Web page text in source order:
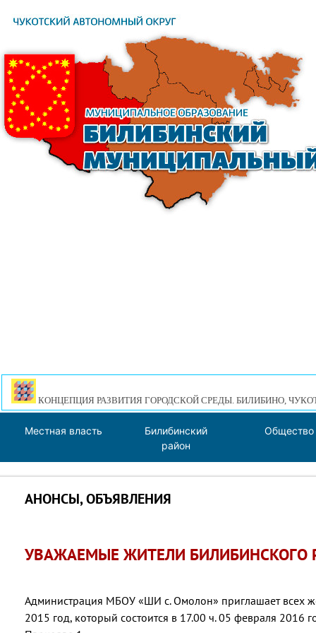
КОНЦЕПЦИЯ РАЗВИТИЯ ГОРОДСКОЙ СРЕДЫ. БИЛИБИНО,
Местная власть
Билибинский
район
Общество
АНОНСЫ, ОБЪЯВЛЕНИЯ
УВАЖАЕМЫЕ ЖИТЕЛИ БИЛИБИНСКОГО
Администрация МБОУ «ШИ с. Омолон» приглашает всех
2015 год, который состоится в 17.00 ч. 05 февраля 2016